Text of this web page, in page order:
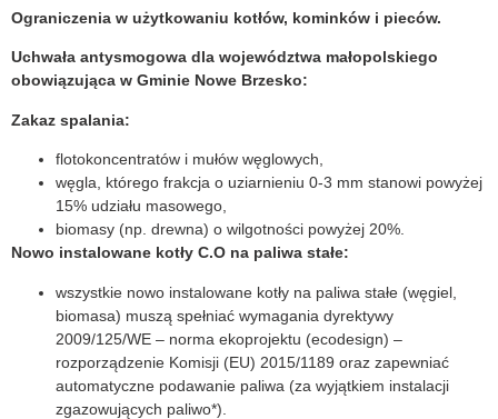
Ograniczenia w użytkowaniu kotłów, kominków i pieców.
Uchwała antysmogowa dla województwa małopolskiego
obowiązująca w Gminie Nowe Brzesko:
Zakaz spalania:
flotokoncentratów i mułów węglowych,
węgla, którego frakcja o uziarnieniu 0-3 mm stanowi powyżej
15% udziału masowego,
biomasy (np. drewna) o wilgotności powyżej 20%.
Nowo instalowane kotły C.O na paliwa stałe:
wszystkie nowo instalowane kotły na paliwa stałe (węgiel,
biomasa) muszą spełniać wymagania dyrektywy
2009/125/WE – norma ekoprojektu (ecodesign) –
rozporządzenie Komisji (EU) 2015/1189 oraz zapewniać
automatyczne podawanie paliwa (za wyjątkiem instalacji
zgazowujących paliwo*).